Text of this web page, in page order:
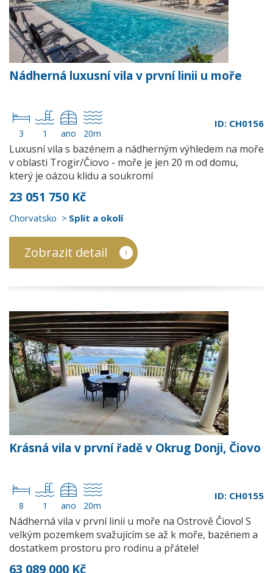
Nádherná luxusní vila v první linii u moře
3 1 ano 20m
ID: CH0156
Luxusní vila s bazénem a nádherným výhledem na moře
v oblasti Trogir/Čiovo - moře je jen 20 m od domu,
který je oázou klidu a soukromí
23 051 750 Kč
Chorvatsko Split a okolí
Zobrazit detail
Krásná vila v první řadě v Okrug Donji, Čiovo
8 1 ano 20m
ID: CH0155
Nádherná vila v první linii u moře na Ostrově Čiovo! S
velkým pozemkem svažujícím se až k moře, bazénem a
dostatkem prostoru pro rodinu a přátele!
63 089 000 Kč